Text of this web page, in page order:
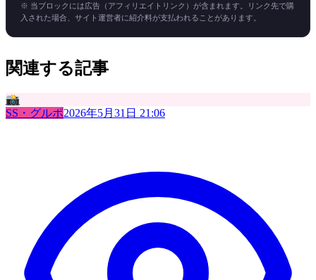
※ 当ブロックには広告（アフィリエイトリンク）が含まれます。リンク先で購
入された場合、サイト運営者に紹介料が支払われることがあります。
関連する記事
📸
SS・グルポ2026年5月31日 21:06